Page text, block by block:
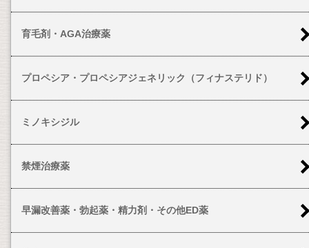
育毛剤・AGA治療薬
プロペシア・プロペシアジェネリック（フィナステリド）
ミノキシジル
禁煙治療薬
早漏改善薬・勃起薬・精力剤・その他ED薬